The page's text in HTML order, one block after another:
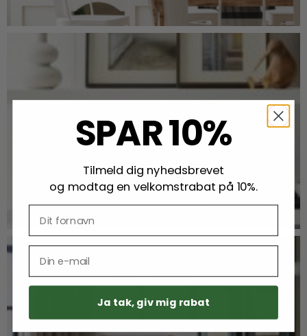
SPAR 10%
Tilmeld dig nyhedsbrevet
og modtag en velkomstrabat på 10%.
Ja tak, giv mig rabat